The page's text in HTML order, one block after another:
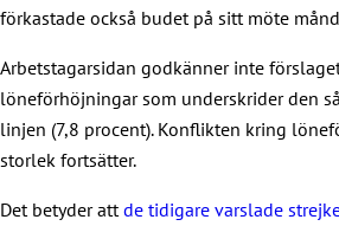
förkastade också budet på sitt möte
Arbetstagarsidan godkänner inte
löneförhöjningar som underskrider den
linjen (7,8 procent). Konflikten kring
storlek fortsätter.
Det betyder att de tidigare varslade